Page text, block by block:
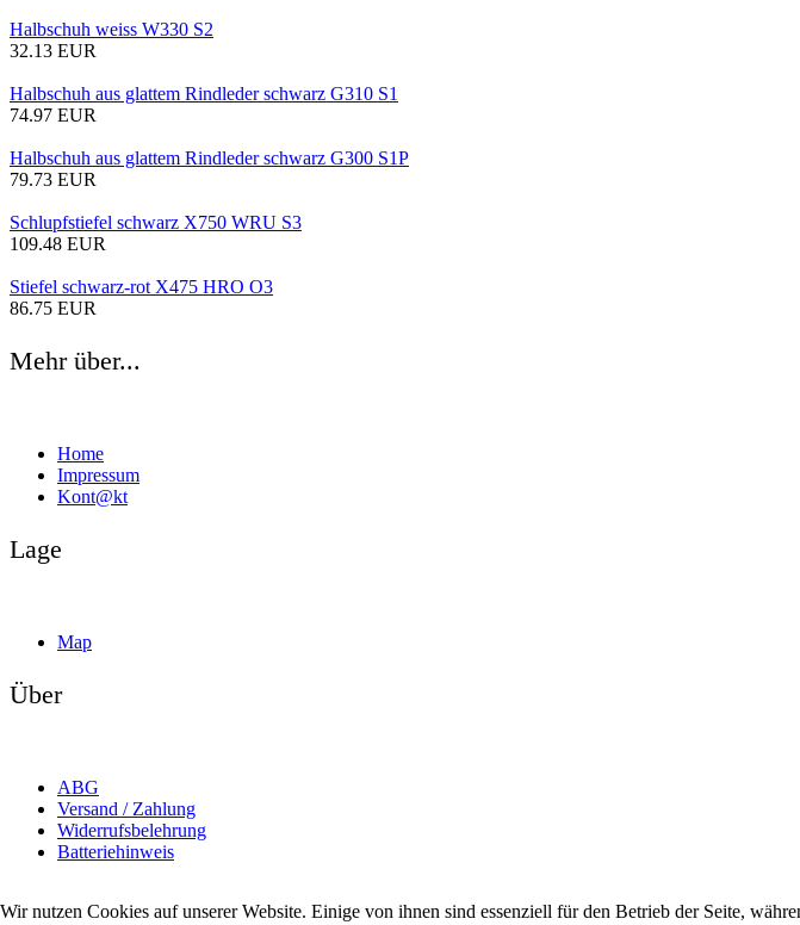
Halbschuh weiss W330 S2
32.13 EUR
Halbschuh aus glattem Rindleder schwarz G310 S1
74.97 EUR
Halbschuh aus glattem Rindleder schwarz G300 S1P
79.73 EUR
Schlupfstiefel schwarz X750 WRU S3
109.48 EUR
Stiefel schwarz-rot X475 HRO O3
86.75 EUR
Mehr über...
Home
Impressum
Kont@kt
Lage
Map
Über
ABG
Versand / Zahlung
Widerrufsbelehrung
Batteriehinweis
Wir nutzen Cookies auf unserer Website. Einige von ihnen sind essenziell für den Betrieb der Seite,